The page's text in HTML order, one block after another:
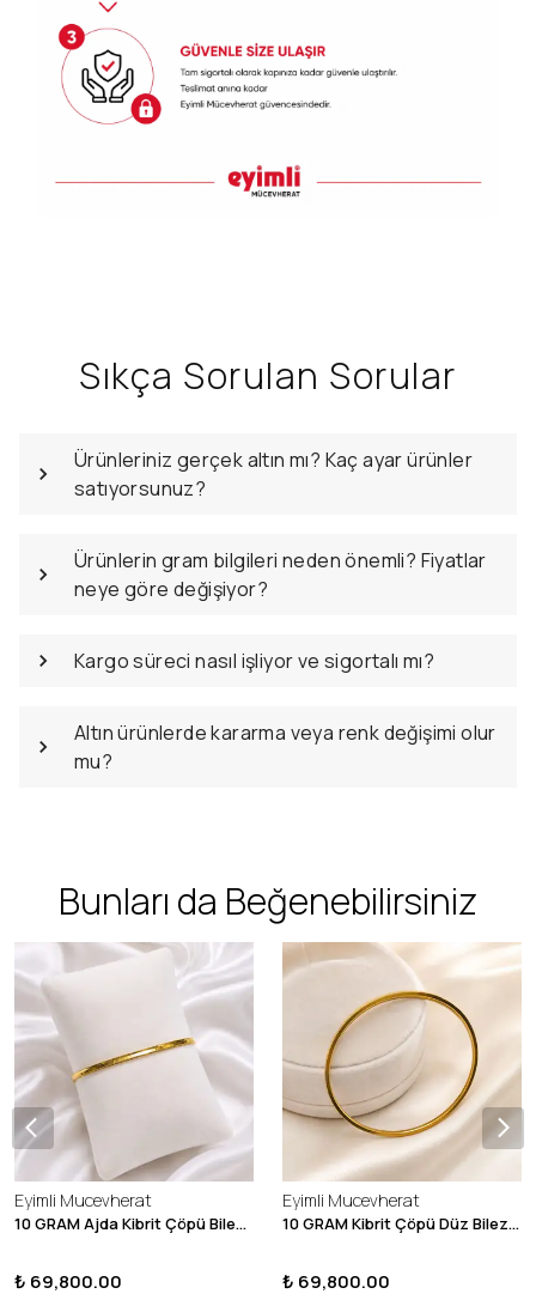
Sıkça Sorulan Sorular
Ürünleriniz gerçek altın mı? Kaç ayar ürünler
satıyorsunuz?
Ürünlerin gram bilgileri neden önemli? Fiyatlar
neye göre değişiyor?
Kargo süreci nasıl işliyor ve sigortalı mı?
Altın ürünlerde kararma veya renk değişimi olur
mu?
Bunları da Beğenebilirsiniz
Eyimli Mucevherat
10 GRAM Ajda Kibrit Çöpü Bilezik 22 Ayar 22BLZ003
₺ 69,800.00
Eyimli Mucevherat
10 GRAM Kibrit Çöpü Düz Bilezik 22 Ayar 22BLZ001
₺ 69,800.00